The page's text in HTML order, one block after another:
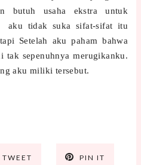
butuh usaha ekstra untuk
aku tidak suka sifat-sifat itu
Setelah aku paham bahwa
sepenuhnya merugikanku.
aku miliki tersebut.
TWEET PIN IT